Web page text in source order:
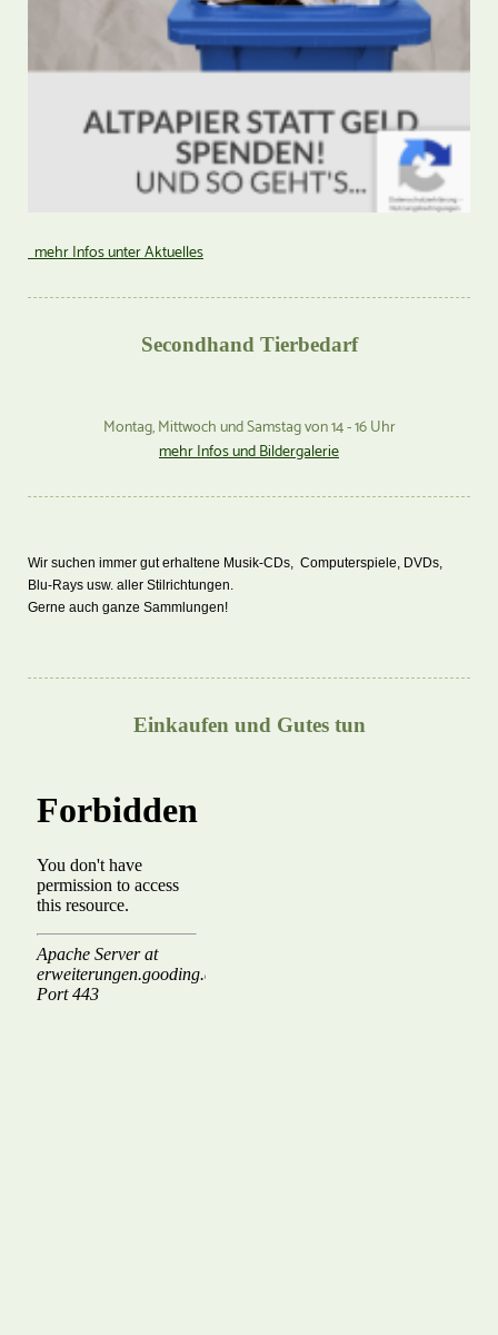
mehr Infos unter Aktuelles
Secondhand Tierbedarf
Montag, Mittwoch und Samstag von 14 - 16 Uhr
mehr Infos und Bildergalerie
Wir suchen immer gut erhaltene Musik-CDs, Computerspiele, DVDs,
Blu-Rays usw. aller Stilrichtungen.
Gerne auch ganze Sammlungen!
Einkaufen und Gutes tun